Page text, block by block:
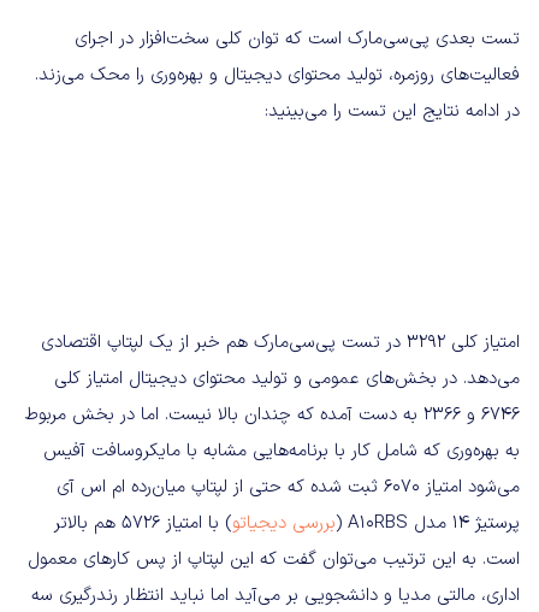
تست بعدی پی‌سی‌مارک است که توان کلی سخت‌افزار در اجرای
فعالیت‌های روزمره، تولید محتوای دیجیتال و بهره‌وری را محک می‌زند.
در ادامه نتایج این تست را می‌بینید:
امتیاز کلی ۳۲۹۲ در تست پی‌سی‌مارک هم خبر از یک لپتاپ اقتصادی
می‌دهد. در بخش‌های عمومی و تولید محتوای دیجیتال امتیاز کلی
۶۷۴۶ و ۲۳۶۶ به دست آمده که چندان بالا نیست. اما در بخش مربوط
به بهره‌وری که شامل کار با برنامه‌هایی مشابه با مایکروسافت آفیس
می‌شود امتیاز ۶۰۷۰ ثبت شده که حتی از لپتاپ میان‌رده ام اس آی
پرستیژ ۱۴ مدل A10RBS (
بررسی دیجیاتو
) با امتیاز ۵۷۲۶ هم بالاتر
است. به این ترتیب می‌توان گفت که این لپتاپ از پس کارهای معمول
اداری، مالتی مدیا و دانشجویی بر می‌آید اما نباید انتظار رندرگیری سه